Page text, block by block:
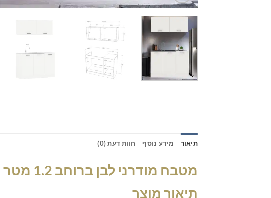
תיאור מידע נוסף חוות דעת (0)
מטבח מודרני לבן ברוחב 1.2 מטר – הפתרון המושלם לחללים קטנים
תיאור מוצר